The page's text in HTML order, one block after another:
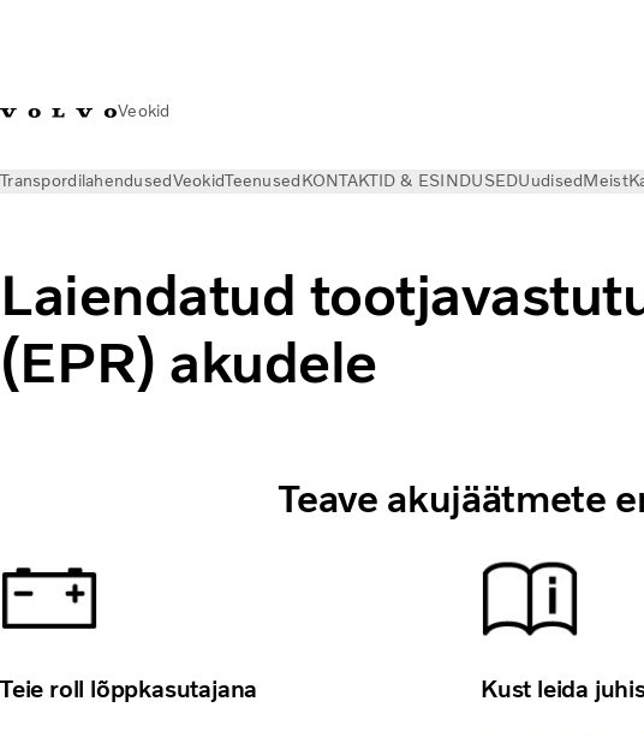
Veokid
TranspordilahendusedVeokidTeenusedKONTAKTID & ESINDUSEDUudisedMeist
Laiendatud
(EPR) akudele
Teave akujäätmete
Teie roll lõppkasutajana Kust leida